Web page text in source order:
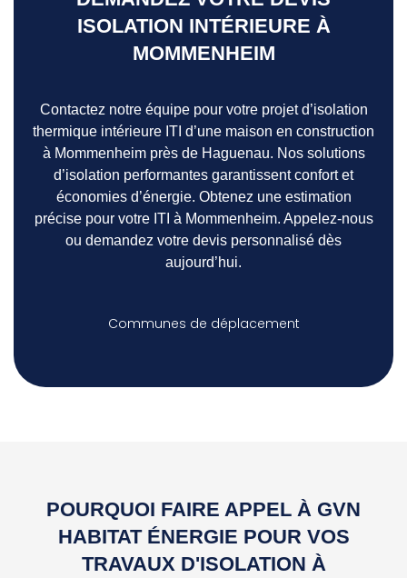
ISOLATION INTÉRIEURE À
MOMMENHEIM
Contactez notre équipe pour votre projet d’isolation
thermique intérieure ITI d’une maison en construction
à Mommenheim près de Haguenau. Nos solutions
d’isolation performantes garantissent confort et
économies d’énergie. Obtenez une estimation
précise pour votre ITI à Mommenheim. Appelez-nous
ou demandez votre devis personnalisé dès
aujourd’hui.
Communes de déplacement
POURQUOI FAIRE APPEL À GVN
HABITAT ÉNERGIE POUR VOS
TRAVAUX D'ISOLATION À